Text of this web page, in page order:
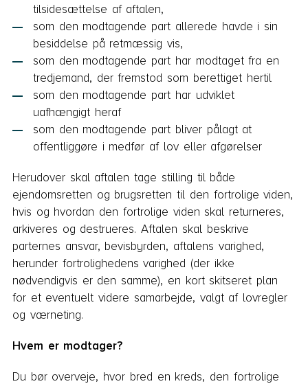
tilsidesættelse af aftalen,
som den modtagende part allerede havde i sin
besiddelse på retmæssig vis,
som den modtagende part har modtaget fra en
tredjemand, der fremstod som berettiget hertil
som den modtagende part har udviklet
uafhængigt heraf
som den modtagende part bliver pålagt at
offentliggøre i medfør af lov eller afgørelser
Herudover skal aftalen tage stilling til både
ejendomsretten og brugsretten til den fortrolige viden,
hvis og hvordan den fortrolige viden skal returneres,
arkiveres og destrueres. Aftalen skal beskrive
parternes ansvar, bevisbyrden, aftalens varighed,
herunder fortrolighedens varighed (der ikke
nødvendigvis er den samme), en kort skitseret plan
for et eventuelt videre samarbejde, valgt af lovregler
og værneting.
Hvem er modtager?
Du bør overveje, hvor bred en kreds, den fortrolige